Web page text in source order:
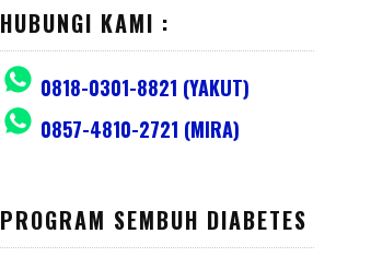
HUBUNGI KAMI :
0818-0301-8821 (YAKUT)
0857-4810-2721 (MIRA)
PROGRAM SEMBUH DIABETES